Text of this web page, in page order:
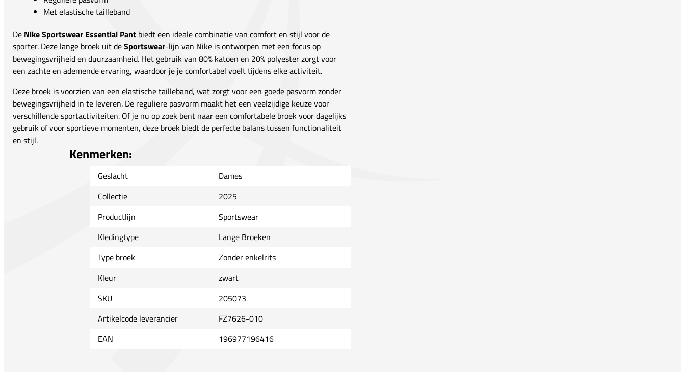
Met elastische tailleband
De Nike Sportswear Essential Pant biedt een ideale combinatie van comfort en stijl voor de
sporter. Deze lange broek uit deSportswear-lijn van Nike is ontworpen met een focus op
bewegingsvrijheid en duurzaamheid. Het gebruik van 80% katoen en 20% polyester zorgt voor
een zachte en ademende ervaring, waardoor je je comfortabel voelt tijdens elke activiteit.
Deze broek is voorzien van een elastische tailleband, wat zorgt voor een goede pasvorm zonder
bewegingsvrijheid in te leveren. De reguliere pasvorm maakt het een veelzijdige keuze voor
verschillende sportactiviteiten. Of je nu op zoek bent naar een comfortabele broek voor dagelijks
gebruik of voor sportieve momenten, deze broek biedt de perfecte balans tussen functionaliteit
en stijl.
Kenmerken:
Geslacht
Dames
Collectie
2025
Productlijn
Sportswear
Kledingtype
Lange Broeken
Type broek
Zonder enkelrits
Kleur
zwart
SKU
205073
Artikelcode leverancier
FZ7626-010
EAN
196977196416